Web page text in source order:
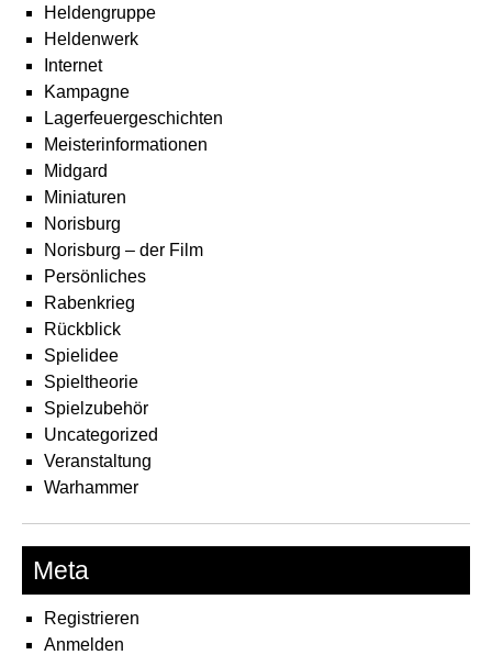
Heldengruppe
Heldenwerk
Internet
Kampagne
Lagerfeuergeschichten
Meisterinformationen
Midgard
Miniaturen
Norisburg
Norisburg – der Film
Persönliches
Rabenkrieg
Rückblick
Spielidee
Spieltheorie
Spielzubehör
Uncategorized
Veranstaltung
Warhammer
Meta
Registrieren
Anmelden